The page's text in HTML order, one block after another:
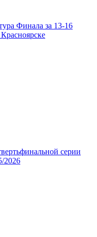
Финала за 13-16
серии
2026